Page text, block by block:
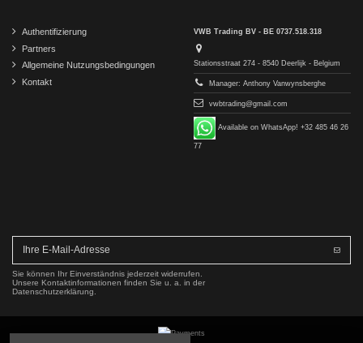
Authentifizierung
Partners
Allgemeine Nutzungsbedingungen
Kontakt
VWB Trading BV - BE 0737.518.318
Stationsstraat 274 - 8540 Deerlijk - Belgium
Manager: Anthony Vanwynsberghe
vwbtrading@gmail.com
Available on WhatsApp! +32 485 46 26
77
Sie können Ihr Einverständnis jederzeit widerrufen.
Unsere Kontaktinformationen finden Sie u. a. in der
Datenschutzerklärung.